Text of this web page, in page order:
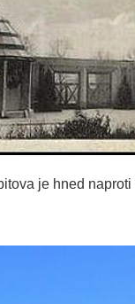
je hned